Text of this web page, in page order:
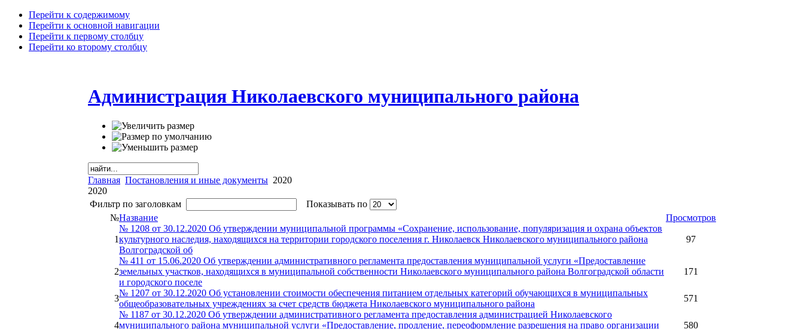
Перейти к содержимому
Перейти к основной навигации
Перейти к первому столбцу
Перейти ко второму столбцу
Администрация Николаевского муниципального района
Главная Постановления и иные документы 2020
2020
Фильтр по заголовкам
Показывать по
№Название Просмотров
1
№ 1208 от 30.12.2020 Об утверждении муниципальной программы «Сохранение, использование, популяризация и охрана объектов
культурного наследия, находящихся на территории городского поселения г. Николаевск Николаевского муниципального района
Волгоградской об
97
2
№ 411 от 15.06.2020 Об утверждении административного регламента предоставления муниципальной услуги «Предоставление
земельных участков, находящихся в муниципальной собственности Николаевского муниципального района Волгоградской области
и городского поселе
171
3
№ 1207 от 30.12.2020 Об установлении стоимости обеспечения питанием отдельных категорий обучающихся в муниципальных
общеобразовательных учреждениях за счет средств бюджета Николаевского муниципального района
571
4
№ 1187 от 30.12.2020 Об утверждении административного регламента предоставления администрацией Николаевского
муниципального района муниципальной услуги «Предоставление, продление, переоформление разрешения на право организации
580